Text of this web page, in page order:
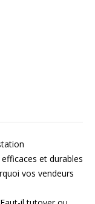
et durables
vos vendeurs